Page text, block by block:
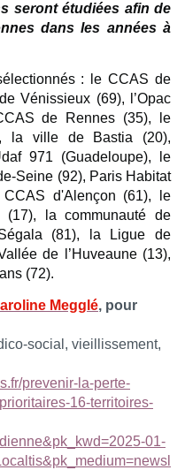
seront étudiées afin de
dans les années à
: le CCAS de
Vénissieux (69), l’Opac
de Rennes (35), le
la ville de Bastia (20),
971 (Guadeloupe), le
Seine (92), Paris Habitat
d'Alençon (61), le
la communauté de
(81), la Ligue de
de l’Huveaune (13),
(72).
Megglé, pour
social, vieillissement,
prevenir-la-perte-
16-territoires-
01-